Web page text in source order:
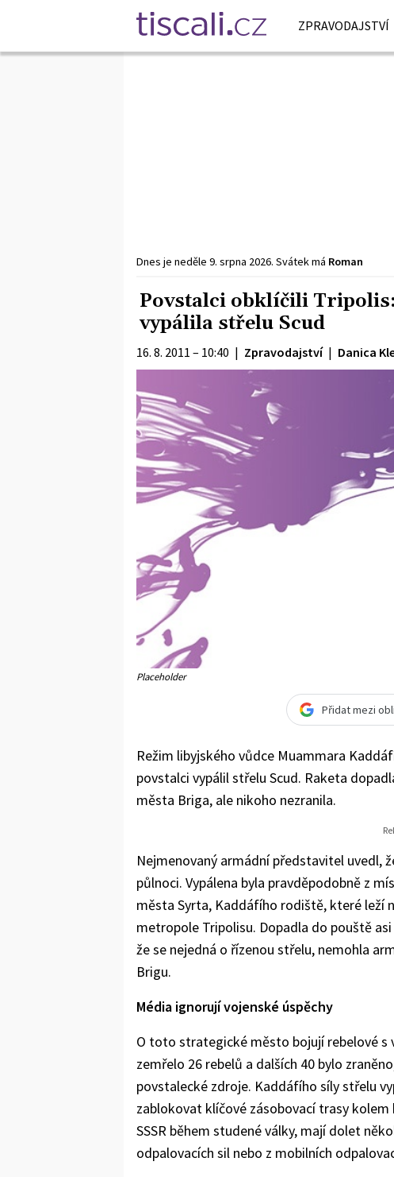
ZPRAVODAJSTVÍ
Dnes je neděle 9. srpna 2026. Svátek má Roman
Povstalci obklíčili
vypálila střelu Scud
16. 8. 2011 – 10:40 | Zpravodajství | Danica
Placeholder
Přidat mezi
Režim libyjského vůdce Muammara
povstalci vypálil střelu Scud. Raketa
města Briga, ale nikoho nezranila.
Nejmenovaný armádní představitel uvedl,
půlnoci. Vypálena byla pravděpodobně z
města Syrta, Kaddáfího rodiště, které leží
metropole Tripolisu. Dopadla do pouště
že se nejedná o řízenou střelu, nemohla
Brigu.
Média ignorují vojenské úspěchy
O toto strategické město bojují rebelové s
zemřelo 26 rebelů a dalších 40 bylo
povstalecké zdroje. Kaddáfího síly střelu
zablokovat klíčové zásobovací trasy
SSSR během studené války, mají dolet
odpalovacích sil nebo z mobilních